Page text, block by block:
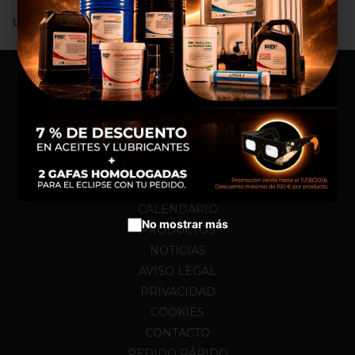
LA BÚSQUEDA NO DA NINGÚN RESULTADO.
HOME
NOSOTROS
CALENDARIO
PRODUCTOS
NOTICIAS
AVISO LEGAL
PRIVACIDAD
COOKIES
CONTACTO
experiencia de compra, realizar
un análisis estadístico que nos
sirve para mejorar el servicio y
poder ofrecerte los mejores
productos en anuncios
publicitarios.
Aceptar cookies
No mostrar más